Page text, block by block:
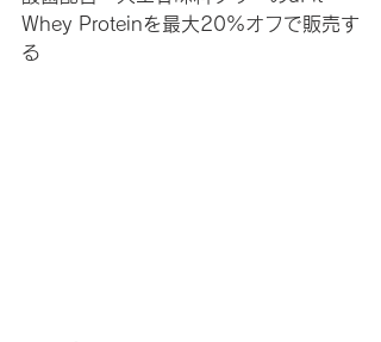
Whey Proteinを最大20%オフで販売す
る